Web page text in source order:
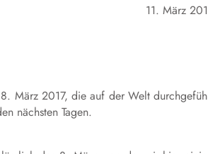
11. März
März 2017, die auf der Welt
nächsten Tagen.